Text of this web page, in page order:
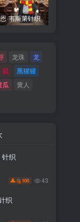
·韦斯莱针织
龙珠
龙
鼠
黑猩猩
瓜
黄人
织
100 43
织